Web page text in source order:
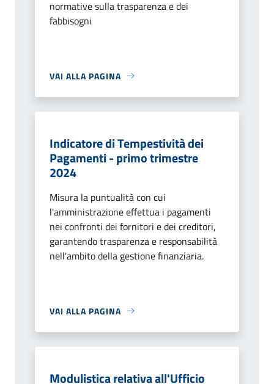
normative sulla trasparenza e dei
fabbisogni
VAI ALLA PAGINA
Indicatore di Tempestività dei
Pagamenti - primo trimestre
2024
Misura la puntualità con cui
l'amministrazione effettua i pagamenti
nei confronti dei fornitori e dei creditori,
garantendo trasparenza e responsabilità
nell'ambito della gestione finanziaria.
VAI ALLA PAGINA
Modulistica relativa all'Ufficio